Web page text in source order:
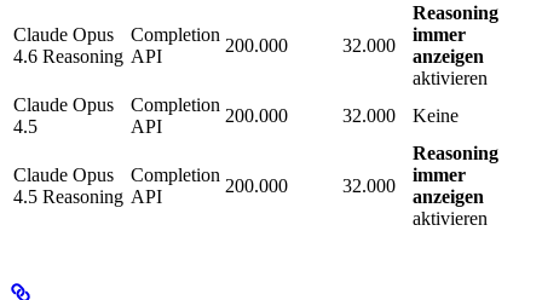
Claude Opus
4.6 Reasoning
Completion
API
200.000 32.000
Reasoning
immer
anzeigen
aktivieren
Claude Opus
4.5
Completion
API
200.000 32.000 Keine
Claude Opus
4.5 Reasoning
Completion
API
200.000 32.000
Reasoning
immer
anzeigen
aktivieren